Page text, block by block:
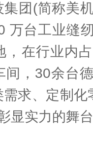
(简称美机
万台工业缝
，在行业内
间，30余台
求、定制化
显实力的舞